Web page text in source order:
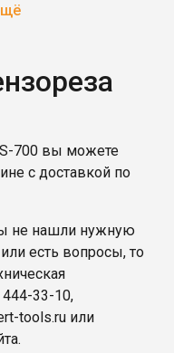
700 вы можете
с доставкой по
не нашли нужную
есть вопросы, то
444-33-10,
tools.ru или